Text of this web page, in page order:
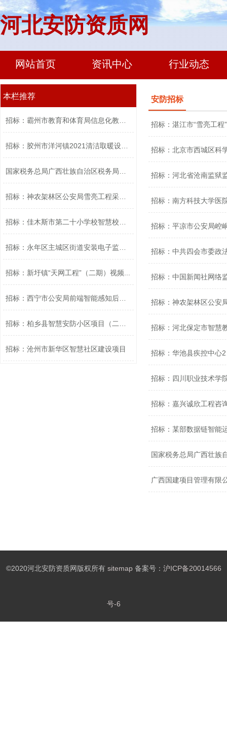
河北安防资质网
网站首页 资讯中心 行业动态
本栏推荐
招标：新圩镇“天网工程”（二期）视频...
招标：沧州市新华区智慧社区建设项目
安防招标
招标：湛江市“雪亮工程
招标：北京市西城区科
招标：河北省沧南监狱
招标：南方科技大学医
招标：平凉市公安局崆
招标：中共四会市委政
招标：中国新闻社网络
招标：神农架林区公安
招标：河北保定市智慧
招标：华池县疾控中心
招标：四川职业技术学
招标：嘉兴诚欣工程咨
招标：某部数据链智能
国家税务总局广西壮族
广西国建项目管理有限
©2020河北安防资质网版权所有 sitemap备案号： 沪ICP备20014566
号-6